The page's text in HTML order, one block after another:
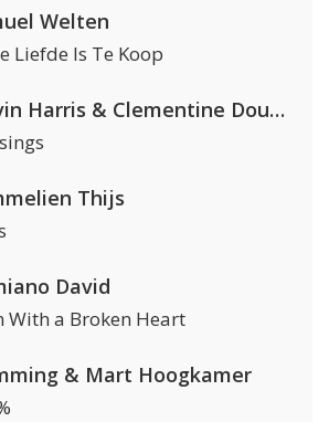
Welten
Liefde Is Te Koop
Calvin Harris & Clementine Douglas
Thijs
David
With a Broken Heart
& Mart Hoogkamer